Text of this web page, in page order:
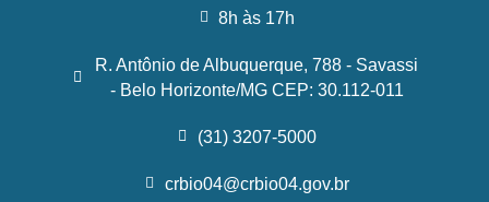
8h às 17h
R. Antônio de Albuquerque, 788 - Savassi
- Belo Horizonte/MG CEP: 30.112-011
(31) 3207-5000
crbio04@crbio04.gov.br